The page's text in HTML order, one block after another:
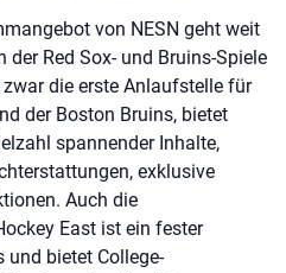
von NESN geht weit
der Red Sox- und Bruins-Spiele
die erste Anlaufstelle für
der Boston Bruins, bietet
spannender Inhalte,
exklusive
Auch die
East ist ein fester
und bietet College-